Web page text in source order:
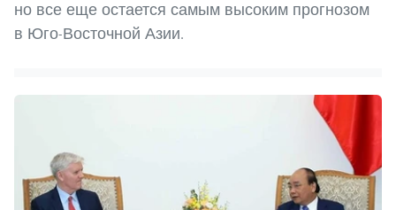
но все еще остается самым высоким прогнозом
в Юго-Восточной Азии.